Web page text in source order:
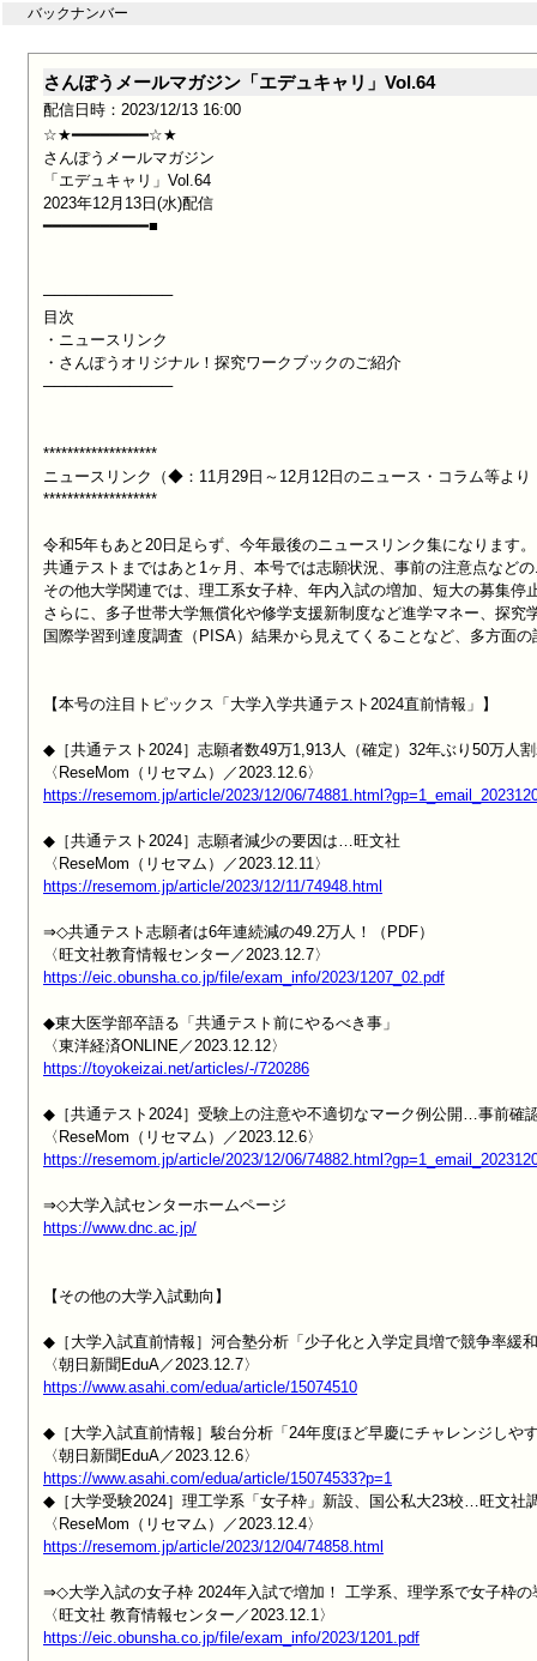
バックナンバー
さんぽうメールマガジン「エデュキャリ」Vol.64
配信日時：2023/12/13 16:00
☆★━━━━━━━━☆★
さんぽうメールマガジン
「エデュキャリ」Vol.64
2023年12月13日(水)配信
━━━━━━━━━━━■
────────────
目次
・ニュースリンク
・さんぽうオリジナル！探究ワークブックのご紹介
────────────
*******************
ニュースリンク（◆：11月29日～12月12日のニュース・コラム等よ
*******************
令和5年もあと20日足らず、今年最後のニュースリンク集になります。
共通テストまではあと1ヶ月、本号では志願状況、事前の注意点など
その他大学関連では、理工系女子枠、年内入試の増加、短大の募集
さらに、多子世帯大学無償化や修学支援新制度など進学マネー、探究
国際学習到達度調査（PISA）結果から見えてくることなど、多方面
【本号の注目トピックス「大学入学共通テスト2024直前情報」】
◆［共通テスト2024］志願者数49万1,913人（確定）32年ぶり50万人
https://resemom.jp/article/2023/12/06/
◆［共通テスト2024］志願者減少の要因は…旺文社
https://resemom.jp/article/2023/12/11/74948.html
⇒◇共通テスト志願者は6年連続減の49.2万人！（PDF）
https://eic.obunsha.co.jp/file/exam_info/2023/1207_02.pdf
◆東大医学部卒語る「共通テスト前にやるべき事」
https://toyokeizai.net/articles/-/720286
◆［共通テスト2024］受験上の注意や不適切なマーク例公開…事前確
https://resemom.jp/article/2023/12/06/
https://www.dnc.ac.jp/
【その他の大学入試動向】
◆［大学入試直前情報］河合塾分析「少子化と入学定員増で競争率緩
https://www.asahi.com/edua/article/15074510
◆［大学入試直前情報］駿台分析「24年度ほど早慶にチャレンジしや
https://www.asahi.com/edua/article/15074533?p=1
◆［大学受験2024］理工学系「女子枠」新設、国公私大23校…旺文社
https://resemom.jp/article/2023/12/04/74858.html
⇒◇大学入試の女子枠 2024年入試で増加！ 工学系、理学系で女子枠の
https://eic.obunsha.co.jp/file/exam_info/2023/1201.pdf